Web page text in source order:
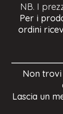
NB. I
Per i
ordini
Non trovi
Lascia un